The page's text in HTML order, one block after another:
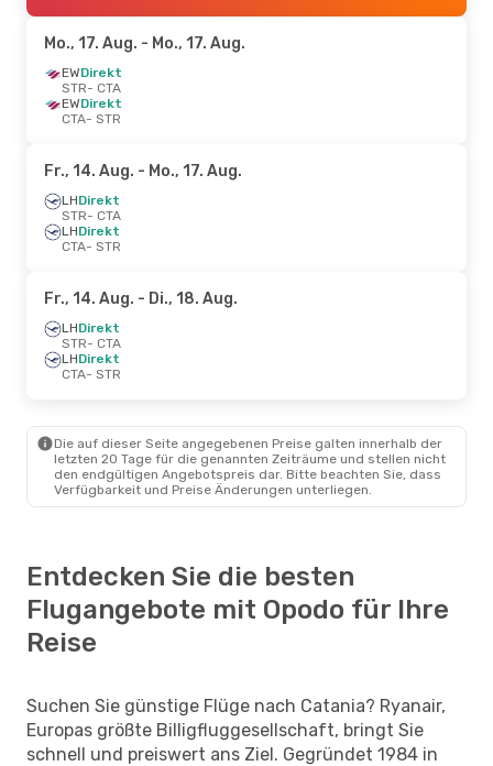
Mo., 17. Aug. - Mo., 17. Aug.
EWDirekt
STR- CTA
EWDirekt
CTA- STR
Fr., 14. Aug. - Mo., 17. Aug.
LHDirekt
STR- CTA
LHDirekt
CTA- STR
Fr., 14. Aug. - Di., 18. Aug.
LHDirekt
STR- CTA
LHDirekt
CTA- STR
Die auf dieser Seite angegebenen Preise galten innerhalb der
letzten 20 Tage für die genannten Zeiträume und stellen nicht
den endgültigen Angebotspreis dar. Bitte beachten Sie, dass
Verfügbarkeit und Preise Änderungen unterliegen.
Entdecken Sie die besten
Flugangebote mit Opodo für Ihre
Reise
Suchen Sie günstige Flüge nach Catania? Ryanair,
Europas größte Billigfluggesellschaft, bringt Sie
schnell und preiswert ans Ziel. Gegründet 1984 in